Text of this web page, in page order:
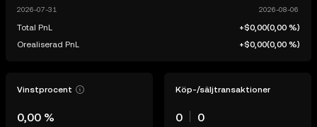
Total PnL +$0,00(0,00 %)
Orealiserad PnL
+$0,00(0,00 %)
Vinstprocent
0,00 %
Köp-/säljtransaktioner
0 0